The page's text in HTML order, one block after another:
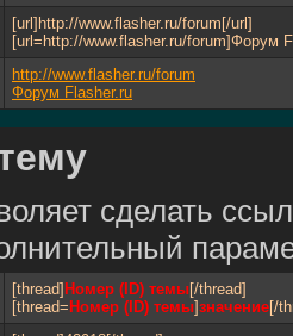
[url]http://www.flasher.ru/forum[/url]
[url=http://www.flasher.ru/forum]Форум
http://www.flasher.ru/forum
Форум Flasher.ru
сделать
[thread] Номер (ID) темы[/thread]
[thread= Номер (ID) темы]значение[/